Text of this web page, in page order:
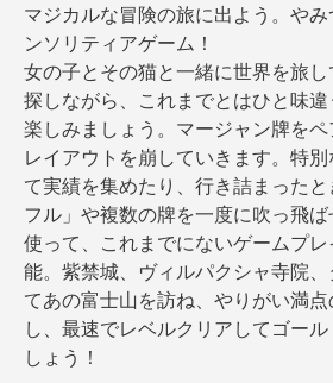
マジカルな冒険の旅に出よう。や
ンソリティアゲーム！
女の子とその猫と一緒に世界を旅
探しながら、これまでとはひと味
楽しみましょう。マージャン牌を
レイアウトを崩していきます。特
て実績を集めたり、行き詰まった
フル」や複数の牌を一度に吹っ飛
使って、これまでにないゲームプ
能。紫禁城、ヴィルパクシャ寺院
てあの富士山を訪ね、やりがい満
し、最速でレベルクリアしてゴー
しょう！